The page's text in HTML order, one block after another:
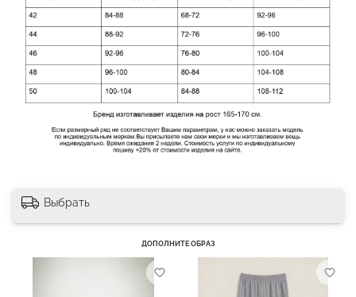
Выбрать
ДОПОЛНИТЕ ОБРАЗ